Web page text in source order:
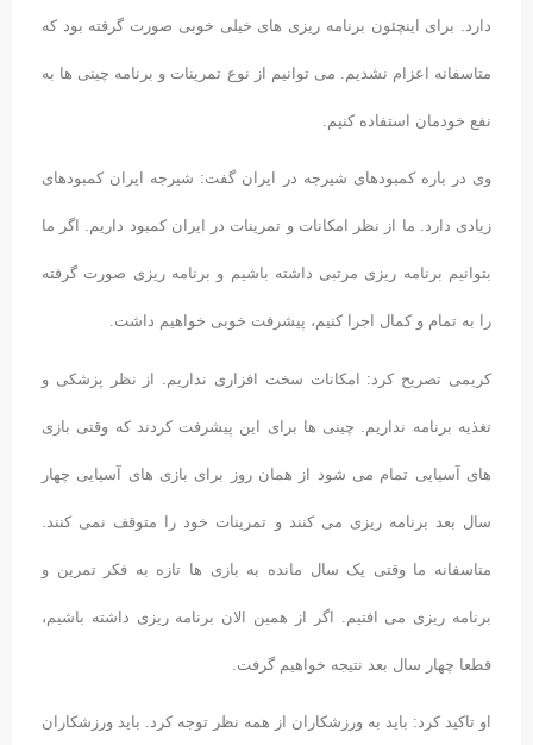
دارد. برای اینچئون برنامه ریزی های خیلی خوبی صورت گرفته بود که
متاسفانه اعزام نشدیم. می توانیم از نوع تمرینات و برنامه چینی ها به
نفع خودمان استفاده کنیم.
وی در باره کمبودهای شیرجه در ایران گفت: شیرجه ایران کمبودهای
زیادی دارد. ما از نظر امکانات و تمرینات در ایران کمبود داریم. اگر ما
بتوانیم برنامه ریزی مرتبی داشته باشیم و برنامه ریزی صورت گرفته
را به تمام و کمال اجرا کنیم، پیشرفت خوبی خواهیم داشت.
کریمی تصریح کرد: امکانات سخت افزاری نداریم. از نظر پزشکی و
تغذیه برنامه نداریم. چینی ها برای این پیشرفت کردند که وقتی بازی
های آسیایی تمام می شود از همان روز برای بازی های آسیایی چهار
سال بعد برنامه ریزی می کنند و تمرینات خود را متوقف نمی کنند.
متاسفانه ما وقتی یک سال مانده به بازی ها تازه به فکر تمرین و
برنامه ریزی می افتیم. اگر از همین الان برنامه ریزی داشته باشیم،
قطعا چهار سال بعد نتیجه خواهیم گرفت.
او تاکید کرد: باید به ورزشکاران از همه نظر توجه کرد. باید ورزشکاران